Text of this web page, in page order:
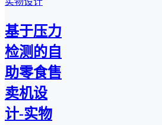
基于压力
检测的自
助零食售
卖机设
计-实物